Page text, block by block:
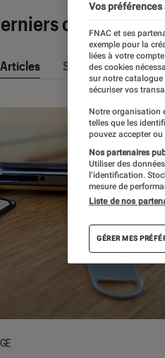
contenus
Articles Sélections et
Vos préférences
FNAC et ses
exemple pour la
liées à votre
des cookies
sur notre catalogue
sécuriser vos
Notre organisation
telles que les
pouvez accepter
Nos partenaires
Utiliser des
l’identification.
mesure de
Liste de nos
GÉRER MES